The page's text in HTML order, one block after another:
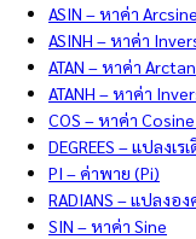
ASIN – หาค่า
ASINH – หาค่า
ATAN – หาค่า
ATANH – หาค่า
COS – หาค่า
DEGREES – แปลงเ
PI – ค่าพาย (Pi)
RADIANS – แปลงอง
SIN – หาค่า Sine